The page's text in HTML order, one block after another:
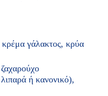
γάλακτος, κρύα
ή κανονικό),